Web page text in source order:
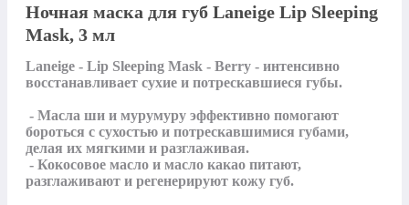
Ночная маска для губ Laneige Lip Sleeping
Mask, 3 мл
Laneige - Lip Sleeping Mask - Berry - интенсивно
восстанавливает сухие и потрескавшиеся губы.
бороться с сухостью и потрескавшимися губами,
делая их мягкими и разглаживая.
разглаживают и регенерируют кожу губ.